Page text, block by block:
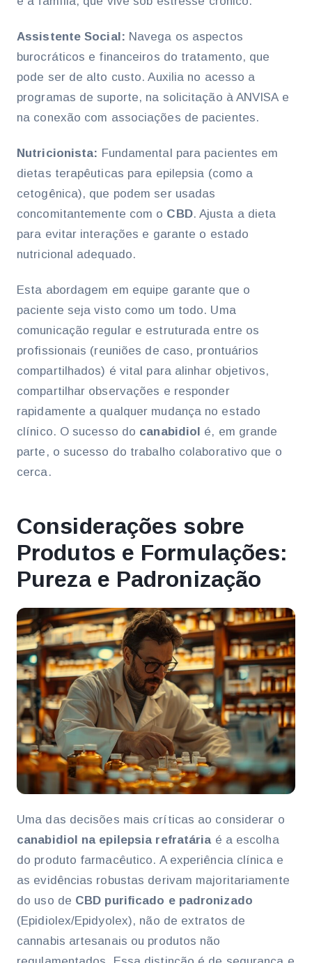
Assistente Social: Navega os aspectos
burocráticos e financeiros do tratamento, que
pode ser de alto custo. Auxilia no acesso a
programas de suporte, na solicitação à ANVISA e
na conexão com associações de pacientes.
Nutricionista: Fundamental para pacientes em
dietas terapêuticas para epilepsia (como a
cetogênica), que podem ser usadas
concomitantemente com o CBD. Ajusta a dieta
para evitar interações e garante o estado
nutricional adequado.
Esta abordagem em equipe garante que o
paciente seja visto como um todo. Uma
comunicação regular e estruturada entre os
profissionais (reuniões de caso, prontuários
compartilhados) é vital para alinhar objetivos,
compartilhar observações e responder
rapidamente a qualquer mudança no estado
clínico. O sucesso do canabidiol é, em grande
parte, o sucesso do trabalho colaborativo que o
cerca.
Considerações sobre
Produtos e Formulações:
Pureza e Padronização
Uma das decisões mais críticas ao considerar o
canabidiol na epilepsia refratáriaé a escolha
do produto farmacêutico. A experiência clínica e
as evidências robustas derivam majoritariamente
do uso de CBD purificado e padronizado
(Epidiolex/Epidyolex), não de extratos de
cannabis artesanais ou produtos não